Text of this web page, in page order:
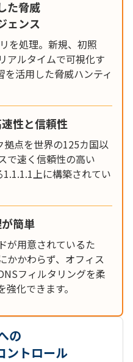
た脅威
ェンス
を処理。新規、初照
アルタイムで可視化す
を活用した脅威ハンティ
性と信頼性
点を世界の125カ国以
で速く信頼性の高い
上に構築されてい
簡単
が用意されているた
かかわらず、オフィス
フィルタリングを柔
化できます。
の
ントロール